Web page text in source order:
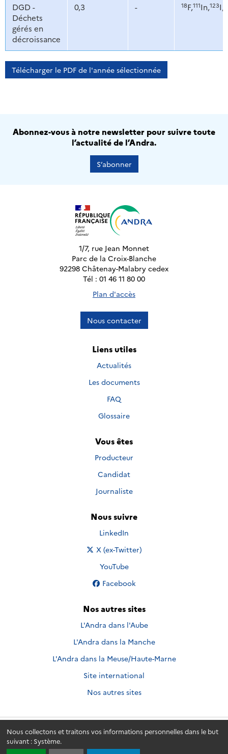
Nous collectons et traitons vos informations personnelles dans le but
suivant : Système.
DGD -
Déchets
gérés en
décroissance
0,3 - 18F,111In,123I,
Télécharger le PDF de l'année sélectionnée
Abonnez-vous à notre newsletter pour suivre toute
l’actualité de l’Andra.
S’abonner
1/7, rue Jean Monnet
Parc de la Croix-Blanche
92298 Châtenay-Malabry cedex
Tél : 01 46 11 80 00
Plan d'accès
Nous contacter
Liens utiles
Actualités
Les documents
FAQ
Glossaire
Vous êtes
Producteur
Candidat
Journaliste
Nous suivre
Nous suivre sur
LinkedIn
Nous suivre sur
X (ex-Twitter)
Nous suivre sur
YouTube
Nous suivre sur
Facebook
Nos autres sites
L'Andra dans l'Aube
L'Andra dans la Manche
L'Andra dans la Meuse/Haute-Marne
Site international
Nos autres sites
Andra.fr © 2026 - Andra. Tous droits réservés.